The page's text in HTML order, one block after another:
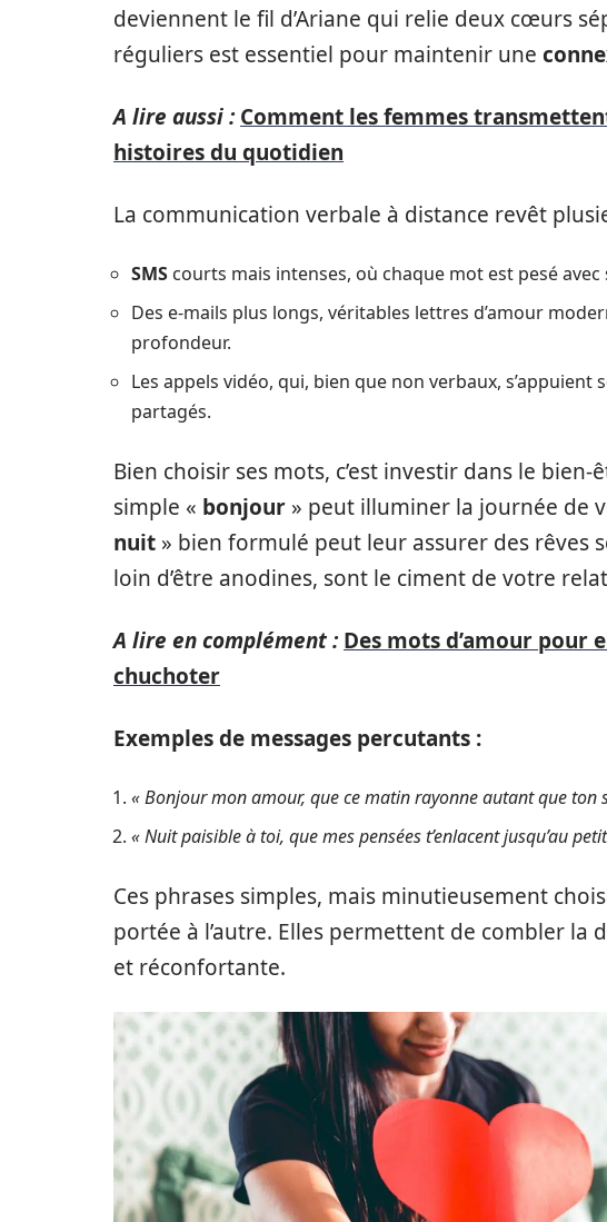
deviennent le fil d’Ariane qui relie deux cœurs
réguliers est essentiel pour maintenir une
A lire aussi : Comment les femmes
histoires du quotidien
La communication verbale à distance revêt
SMS courts mais intenses, où chaque mot est pesé avec
Des e-mails plus longs, véritables lettres d’amour
profondeur.
Les appels vidéo, qui, bien que non verbaux,
partagés.
Bien choisir ses mots, c’est investir dans le bien-
simple « bonjour » peut illuminer la journée de
nuit » bien formulé peut leur assurer des rêves
loin d’être anodines, sont le ciment de votre
A lire en complément : Des mots d’amour pour
chuchoter
Exemples de messages percutants :
« Bonjour mon amour, que ce matin rayonne autant que ton
« Nuit paisible à toi, que mes pensées t’enlacent jusqu’au
Ces phrases simples, mais minutieusement
portée à l’autre. Elles permettent de combler la
et réconfortante.